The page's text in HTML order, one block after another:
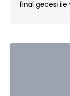
final gecesi ile